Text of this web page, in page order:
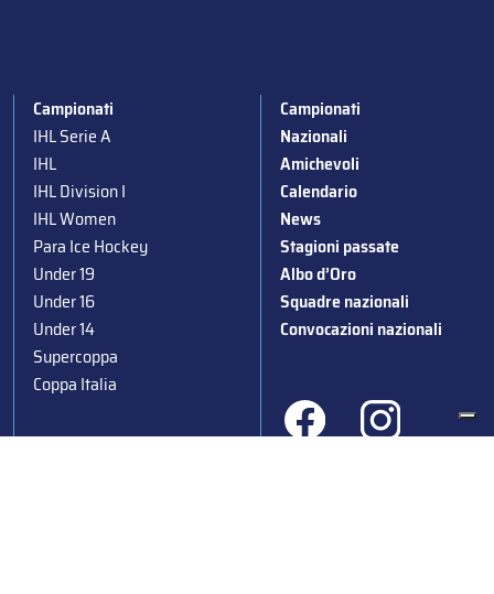
Campionati
IHL Serie A
IHL
IHL Division I
IHL Women
Para Ice Hockey
Under 19
Under 16
Under 14
Supercoppa
Coppa Italia
Campionati
Nazionali
Amichevoli
Calendario
News
Stagioni passate
Albo d’Oro
Squadre nazionali
Convocazioni nazionali